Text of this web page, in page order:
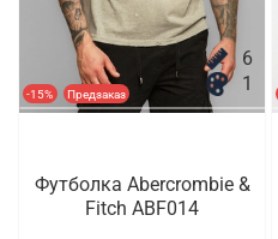
-15% Предзаказ
6
1
Футболка Abercrombie &
Fitch ABF014